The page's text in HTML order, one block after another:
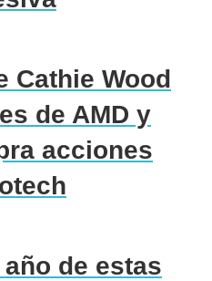
Cathie Wood
de AMD y
acciones
año de estas